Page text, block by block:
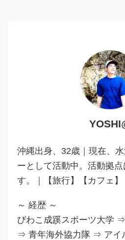
沖縄出身、32歳｜現在、
ーとして活動中。活動拠
す。｜【旅行】【カフェ】
～ 経歴 ～
びわこ成蹊スポーツ大学
⇒ 青年海外協力隊 ⇒ アイ